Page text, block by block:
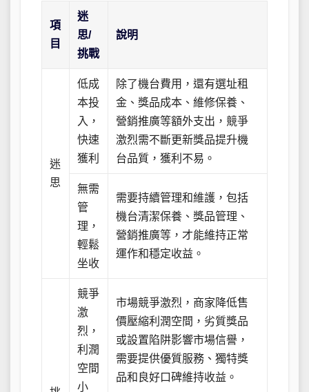
項
目
迷
思/
挑戰
說明
迷
思
低成
本投
入，
快速
獲利
除了機台費用，還有選址租
金、獎品成本、維修保養、
營銷推廣等額外支出，競爭
激烈需不斷更新獎品提升機
台品質，獲利不易。
無需
管
理，
輕鬆
坐收
需要持續管理和維護，包括
機台清潔保養、獎品管理、
營銷推廣等，才能維持正常
運作和穩定收益。
競爭
激
烈，
利潤
空間
小
市場競爭激烈，商家降低售
價壓縮利潤空間，劣質獎品
或設置陷阱影響市場信譽，
需要提供優質服務、獨特獎
品和良好口碑維持收益。